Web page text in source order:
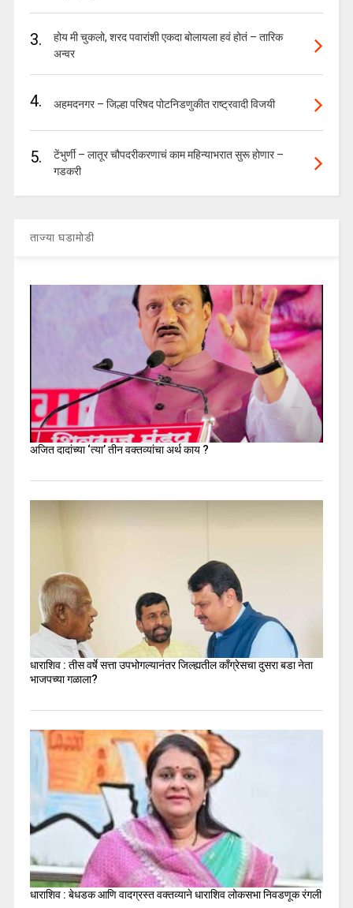
3.
होय मी चुकलो, शरद पवारांशी एकदा बोलायला हवं होतं – तारिक
अन्वर
4. अहमदनगर – जिल्हा परिषद पोटनिडणुकीत राष्ट्रवादी विजयी
5.
टेंभुर्णी – लातूर चौपदरीकरणाचं काम महिन्याभरात सुरू होणार –
गडकरी
ताज्या घडामोडी
अजित दादांच्या ‘त्या’ तीन वक्तव्यांचा अर्थ काय ?
धाराशिव : तीस वर्षे सत्ता उपभोगल्यानंतर जिल्ह्यतील कॉंग्रेसचा दुसरा बडा नेता
भाजपच्या गळाला?
धाराशिव : बेधडक आणि वादग्रस्त वक्तव्याने धाराशिव लोकसभा निवडणूक रंगली